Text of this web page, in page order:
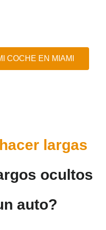
COCHE EN MIAMI
largas
ocultos
auto?